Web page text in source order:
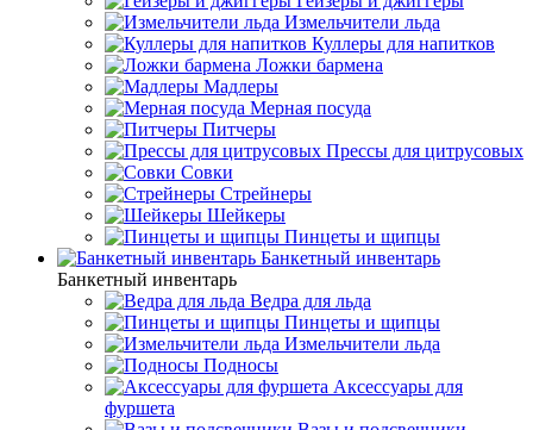
Измельчители льда
Куллеры для напитков
Ложки бармена
Мадлеры
Мерная посуда
Питчеры
Прессы для цитрусовых
Совки
Стрейнеры
Шейкеры
Пинцеты и щипцы
Банкетный инвентарь
Банкетный инвентарь
Ведра для льда
Пинцеты и щипцы
Измельчители льда
Подносы
Аксессуары для
фуршета